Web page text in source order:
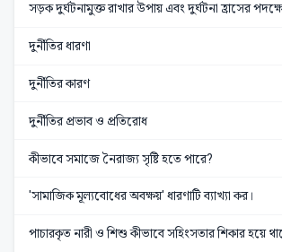
সড়ক দুর্ঘটনামুক্ত রাখার উপায় এবং দুর্ঘটনা হ্রাসের
দুর্নীতির ধারণা
দুর্নীতির কারণ
দুর্নীতির প্রভাব ও প্রতিরোধ
কীভাবে সমাজে নৈরাজ্য সৃষ্টি হতে পারে?
'সামাজিক মূল্যবোধের অবক্ষয়' ধারণাটি ব্যাখ্যা কর।
পাচারকৃত নারী ও শিশু কীভাবে সহিংসতার শিকার হয়ে